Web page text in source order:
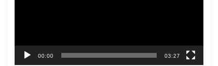
00:00 03:27